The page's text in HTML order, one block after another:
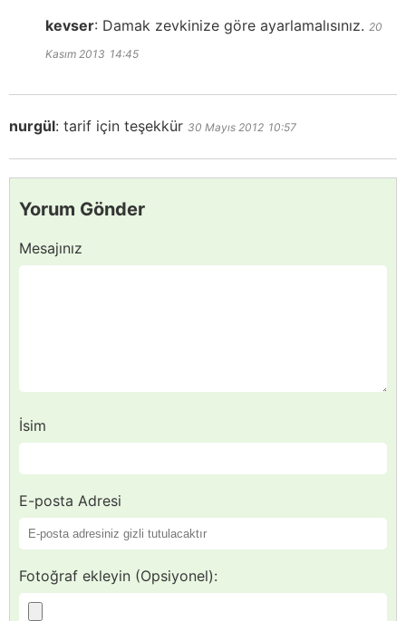
kevser: Damak zevkinize göre ayarlamalısınız. 20
Kasım 2013 14:45
nurgül: tarif için teşekkür 30 Mayıs 2012 10:57
Yorum Gönder
Mesajınız
İsim
E-posta Adresi
Fotoğraf ekleyin (Opsiyonel):